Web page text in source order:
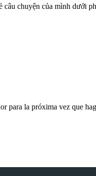
chuyện của mình dưới
para la próxima vez que